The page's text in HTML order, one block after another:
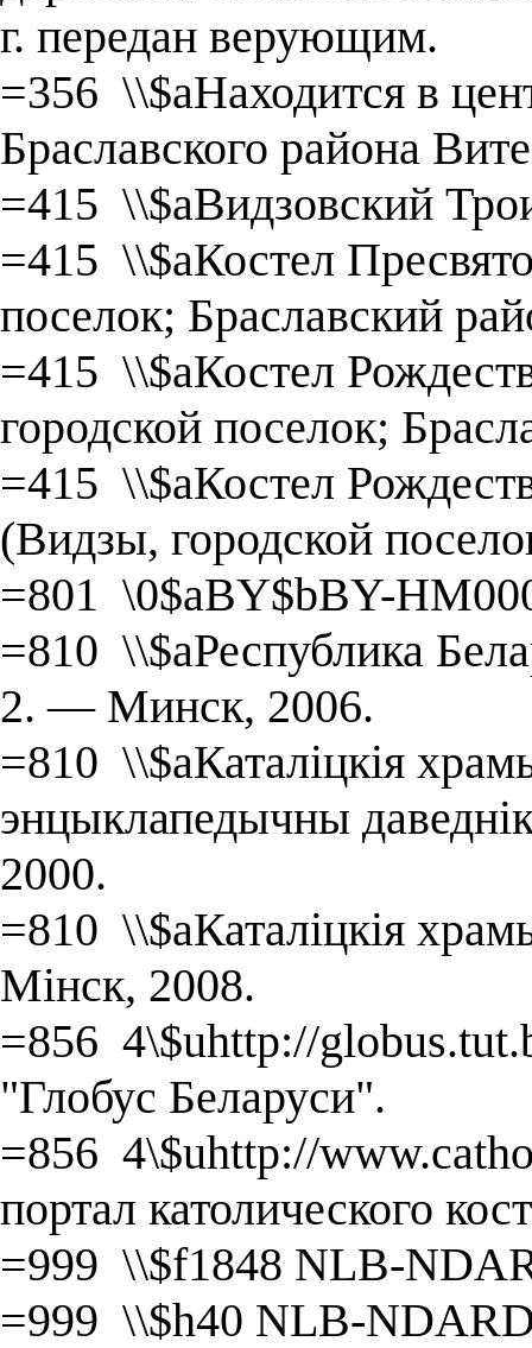
г. передан верующим.
=356 \\$aНаходится в
Браславского района
=415 \\$aВидзовский
=415 \\$aКостел
поселок; Браславский
=415 \\$aКостел
городской поселок;
=415 \\$aКостел
(Видзы, городской
=801 \0$aBY$bBY-
=810 \\$aРеспублика
2. — Минск, 2006.
=810 \\$aКаталіцкія
энцыклапедычны
2000.
=810 \\$aКаталіцкія
Мінск, 2008.
=856 4\$uhttp://
"Глобус Беларуси".
=856 4\$uhttp://
портал католического
=999 \\$f1848 NLB-
=999 \\$h40 NLB-